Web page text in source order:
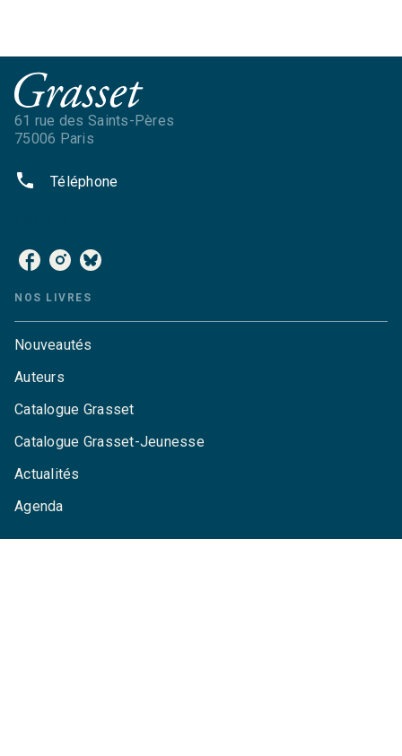
61 rue des Saints-Pères
75006 Paris
phone Téléphone
NOS LIVRES
Nouveautés
Auteurs
Catalogue Grasset
Catalogue Grasset-Jeunesse
Actualités
Agenda